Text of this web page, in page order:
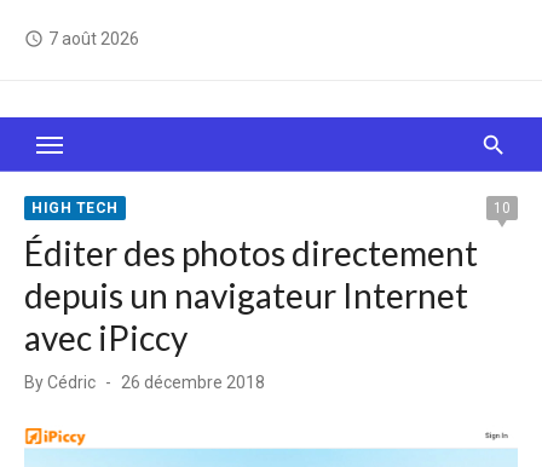
access_time 7 août 2026
Le Web, c'est comme une boîte de chocolats… On
sait jamais sur quoi on va tomber !
HIGH TECH 10
Éditer des photos directement
depuis un navigateur Internet
avec iPiccy
ByCédric
Posted
26 décembre 2018